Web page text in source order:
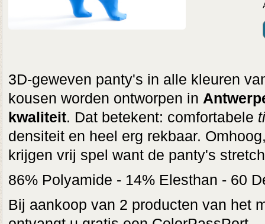
3D-geweven panty's in alle kleuren
kousen worden ontworpen in
kwaliteit. Dat betekent: comfortabele
densiteit en heel erg rekbaar.
krijgen vrij spel want de panty's
86% Polyamide - 14% Elesthan - 60
Bij aankoop van 2 producten van het